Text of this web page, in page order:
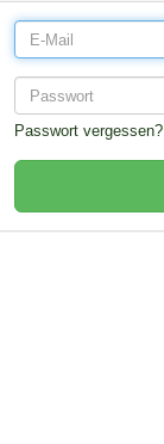
Passwort vergessen?